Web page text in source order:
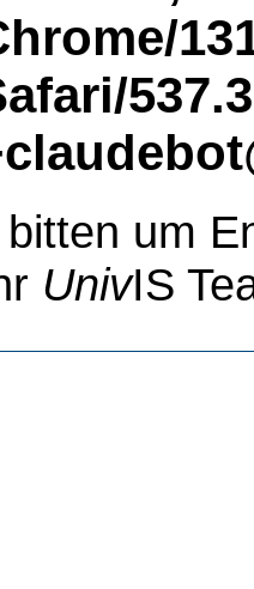
um
UnivIS